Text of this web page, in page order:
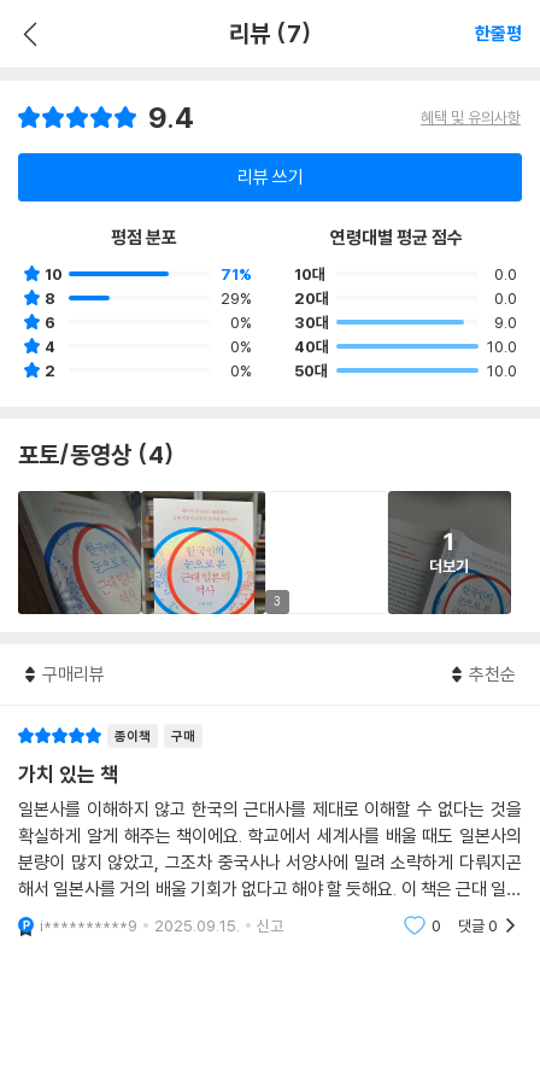
리뷰 (7) 한줄평
9.4 혜택 및 유의사항
리뷰 쓰기
평점 분포
10
71%
8
29%
6
0%
4
0%
2
0%
연령대별 평균 점수
10대
0.0
20대
0.0
30대
9.0
40대
10.0
50대
10.0
포토/동영상 (4)
3
1
더보기
구매리뷰 추천순
종이책 구매
가치 있는 책
일본사를 이해하지 않고 한국의 근대사를 제대로 이해할 수 없다는 것을
확실하게 알게 해주는 책이에요. 학교에서 세계사를 배울 때도 일본사의
분량이 많지 않았고, 그조차 중국사나 서양사에 밀려 소략하게 다뤄지곤
해서 일본사를 거의 배울 기회가 없다고 해야 할 듯해요. 이 책은 근대 일본
사를 담은 책인 동시에 한국 근대사를 같이 얘기하고 있어요. 물론 일본사
전체를 자세히
i**********9 2025.09.15. 신고 0 댓글0